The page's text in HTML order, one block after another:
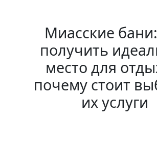
Миасские
получить
место для
почему стоит
их услуги